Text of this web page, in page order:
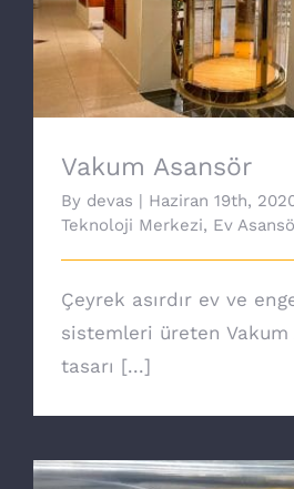
Vakum
Vakum Asansör
By devas | Haziran 19th,
Teknoloji Merkezi, Ev
Çeyrek asırdır ev ve
sistemleri üreten Vakum
tasarı [...]